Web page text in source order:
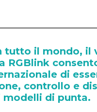
tutto il mondo, il
RGBlink
di
controllo e
modelli di punta.